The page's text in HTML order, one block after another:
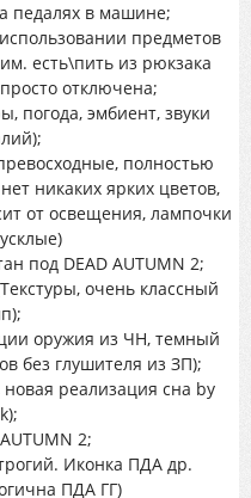
педалях в машине;
предметов
есть\пить из рюкзака
отключена;
погода, эмбиент, звуки
полностью
никаких ярких цветов,
от освещения, лампочки
под DEAD AUTUMN 2;
очень классный
оружия из ЧН, темный
без глушителя из ЗП);
реализация сна by
2;
Иконка ПДА др.
ПДА ГГ)